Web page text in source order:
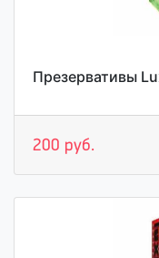
Презервативы
200 руб.